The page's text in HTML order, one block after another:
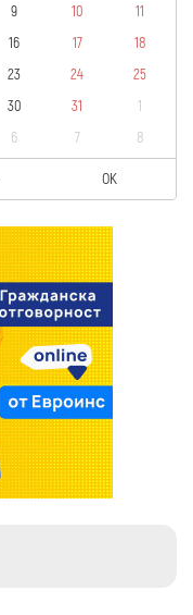
9 10
11
16 17
18
23 24
25
30 31
1
6 7 8
OK